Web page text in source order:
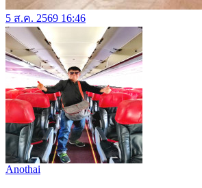
5 ส.ค. 2569 16:46
Anothai